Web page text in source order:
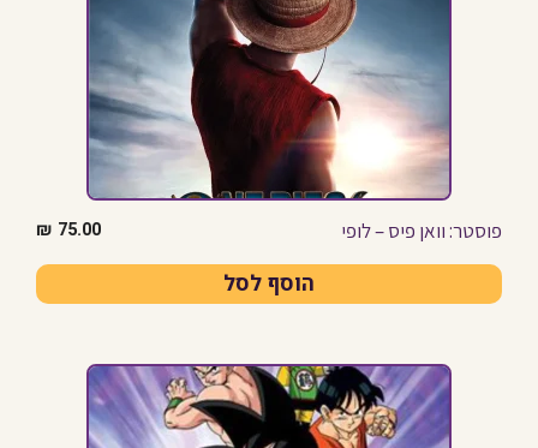
פוסטר: וואן פיס – לופי 75.00
₪
הוסף לסל